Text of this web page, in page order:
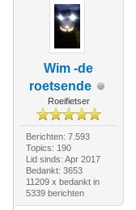
Wim -de
roetsende
Roeifietser
Berichten: 7.593
Topics: 190
Lid sinds: Apr 2017
Bedankt: 3653
11209 x bedankt in
5339 berichten